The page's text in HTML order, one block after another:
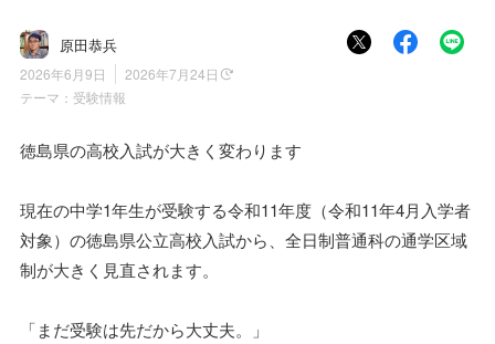
原田恭兵
2026年6月9日
2026年7月24日
テーマ： 受験情報
徳島県の高校入試が大きく変わります
現在の中学1年生が受験する令和11年度（令和11年4月入学者
対象）の徳島県公立高校入試から、全日制普通科の通学区域
制が大きく見直されます。
「まだ受験は先だから大丈夫。」